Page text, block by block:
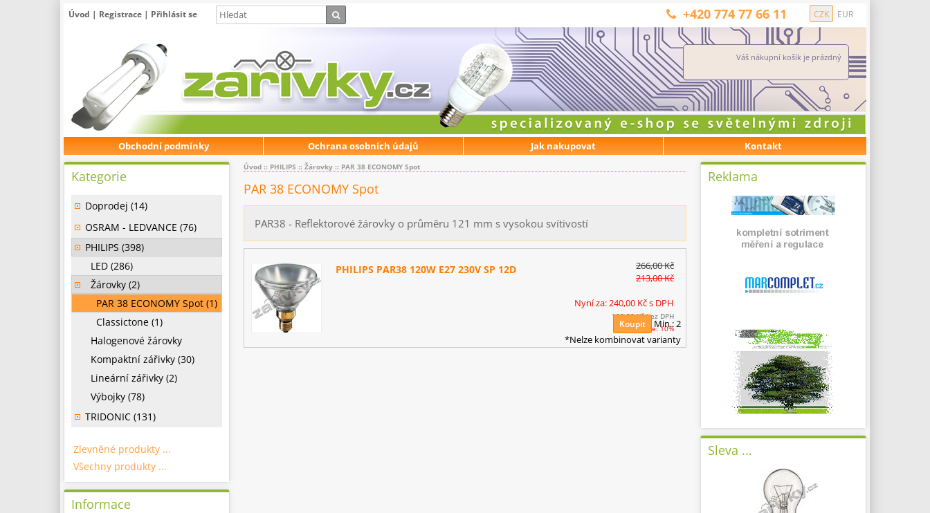
Úvod | Registrace | Přihlásit se CZK EUR
+420 774 77 66 11
Váš nákupní košík je prázdný
Obchodní podmínky Ochrana osobních údajů Jak nakupovat Kontakt
Úvod :: PHILIPS :: Žárovky :: PAR 38 ECONOMY Spot
PAR 38 ECONOMY Spot
PAR38 - Reflektorové žárovky o průměru 121 mm s vysokou svítivostí
PHILIPS PAR38 120W E27 230V SP 12D
266,00 Kč
213,00 Kč
Nyní za: 240,00 Kčs DPH
198,00 Kčbez DPH
Ušetříte: 10%
Koupit
Min.: 2
*Nelze kombinovat varianty
Kategorie
Doprodej (14)
OSRAM - LEDVANCE (76)
PHILIPS (398)
LED (286)
Žárovky (2)
PAR 38 ECONOMY Spot (1)
Classictone (1)
Halogenové žárovky
Kompaktní zářivky (30)
Lineární zářivky (2)
Výbojky (78)
TRIDONIC (131)
Zlevněné produkty ...
Všechny produkty ...
Informace
Reklama
Sleva ...